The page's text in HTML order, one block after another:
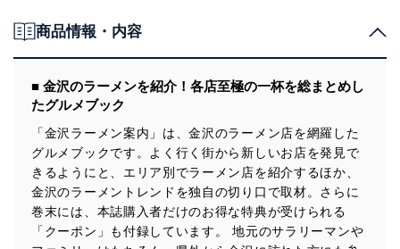
商品情報・内容
■ 金沢のラーメンを紹介！各店至極の一杯を総まとめし
たグルメブック
「金沢ラーメン案内」は、金沢のラーメン店を網羅した
グルメブックです。よく行く街から新しいお店を発見で
きるようにと、エリア別でラーメン店を紹介するほか、
金沢のラーメントレンドを独自の切り口で取材。さらに
巻末には、本誌購入者だけのお得な特典が受けられる
「クーポン」も付録しています。 地元のサラリーマンや